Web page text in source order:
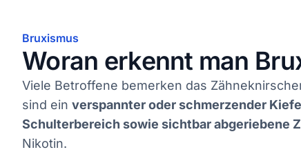
Bruxismus
Woran erkennt man
Viele Betroffene bemerken das
sind ein verspannter oder schmerzender
Schulterbereich sowie sichtbar abgeriebene
Nikotin.